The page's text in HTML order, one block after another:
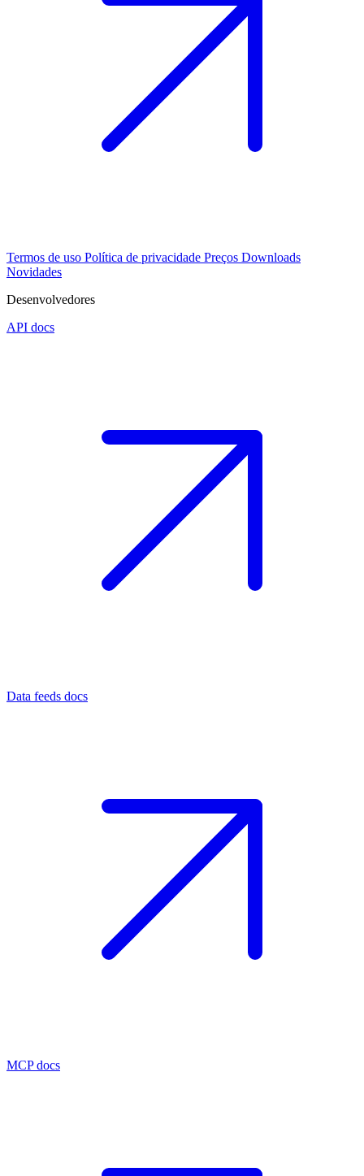
Termos de uso Política de privacidade Preços Downloads
Novidades
Desenvolvedores
API docs
Data feeds docs
MCP docs